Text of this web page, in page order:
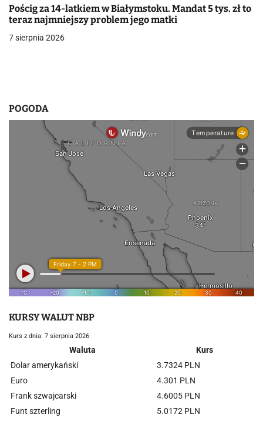
p
i
Pościg za 14-latkiem w Białymstoku. Mandat 5 tys. zł to
teraz najmniejszy problem jego matki
7 sierpnia 2026
POGODA
KURSY WALUT NBP
Kurs z dnia: 7 sierpnia 2026
Waluta
Kurs
Dolar amerykański
3.7324 PLN
Euro
4.301 PLN
Frank szwajcarski
4.6005 PLN
Funt szterling
5.0172 PLN